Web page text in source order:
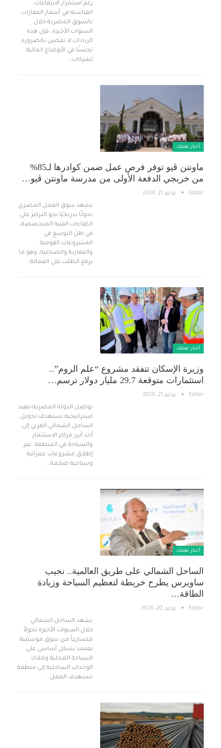
رغم استمرار الارتفاعات
القياسية في أسعار العقارات
بالسوق المصرية خلال
السنوات الأخيرة، فإن هذه
الزيادات لا تعكس بالضرورة
تحسنًا في الأوضاع المالية
لشركات…
أخبار تهمك
ماونتن ڤيو توفر فرص عمل ضمن كوادرها لـ85%
من خريجي الدفعة الأولى من مدرسة ماونتن ڤيو…
Editor يوليو 21, 2026
يشهد سوق العمل المصري
تحولًا تدريجيًا نحو التركيز على
الكفاءات الفنية المتخصصة،
في ظل التوسع في
المشروعات القومية
والعقارية والصناعية، وهو ما
يرفع الطلب على العمالة…
أخبار تهمك
وزيرة الإسكان تتفقد مشروع “علم الروم”..
استثمارات متوقعة 29.7 مليار دولار ترسم…
Editor يوليو 21, 2026
تواصل الدولة المصرية تنفيذ
استراتيجية تستهدف تحويل
الساحل الشمالي الغربي إلى
أحد أبرز مراكز الاستثمار
والسياحة في المنطقة، عبر
إطلاق مشروعات عمرانية
وسياحية ضخمة…
أخبار تهمك
الساحل الشمالي على طريق العالمية.. نجيب
ساويرس يطرح خريطة لتعظيم السياحة وزيادة
الطاقة…
Editor يوليو 20, 2026
يشهد الساحل الشمالي
خلال السنوات الأخيرة تحولاً
متسارعاً من سوق موسمية
تعتمد بشكل أساسي على
السياحة المحلية وملاك
الوحدات الساحلية إلى منطقة
تستهدف العمل…